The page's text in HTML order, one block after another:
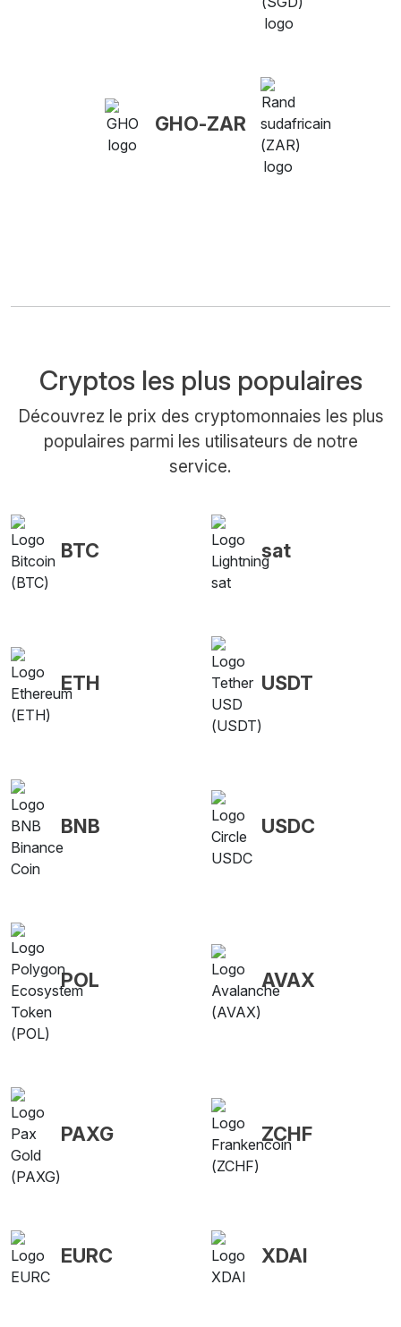
GHO-ZAR
Cryptos les plus populaires
Découvrez le prix des cryptomonnaies les plus
populaires parmi les utilisateurs de notre
service.
BTC sat
ETH USDT
BNB USDC
POL AVAX
PAXG ZCHF
EURC XDAI